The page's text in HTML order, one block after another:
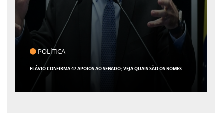
POLÍTICA
FLÁVIO CONFIRMA 47 APOIOS AO SENADO; VEJA QUAIS SÃO OS NOMES